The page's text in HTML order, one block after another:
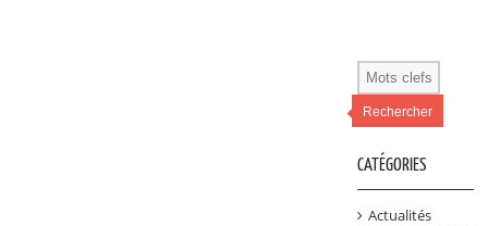
Rechercher
CATÉGORIES
Actualités